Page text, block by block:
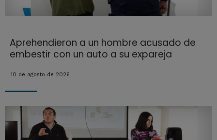
Aprehendieron a un hombre acusado de
embestir con un auto a su expareja
10 de agosto de 2026